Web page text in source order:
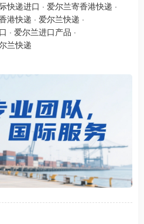
快递进口 · 爱尔兰寄香港快递 ·
港快递 · 爱尔兰快递 ·
· 爱尔兰进口产品 ·
兰快递